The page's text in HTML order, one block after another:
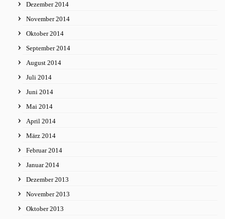
Dezember 2014
November 2014
Oktober 2014
September 2014
August 2014
Juli 2014
Juni 2014
Mai 2014
April 2014
März 2014
Februar 2014
Januar 2014
Dezember 2013
November 2013
Oktober 2013